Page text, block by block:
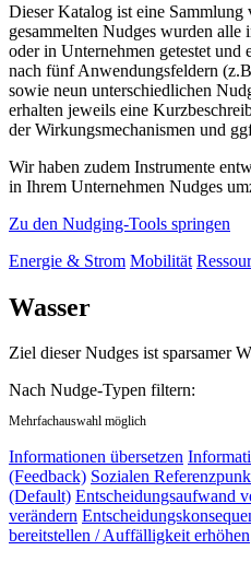
Dieser Katalog ist eine Sammlung
gesammelten Nudges wurden alle
oder in Unternehmen getestet
nach fünf Anwendungsfeldern
sowie neun unterschiedlichen
erhalten jeweils eine
der Wirkungsmechanismen und
Wir haben zudem Instrumente
in Ihrem Unternehmen Nudges
Zu den Nudging-Tools springen
Energie & Strom Mobilität
Wasser
Ziel dieser Nudges ist sparsamer
Nach Nudge-Typen filtern:
Mehrfachauswahl möglich
Informationen übersetzen
(Feedback) Sozialen
(Default) Entscheidungsaufwand
verändern
bereitstellen / Auffälligkeit erhöhen